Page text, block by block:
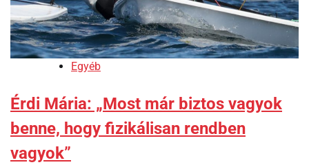
Egyéb
Érdi Mária: „Most már biztos vagyok
benne, hogy fizikálisan rendben
vagyok”